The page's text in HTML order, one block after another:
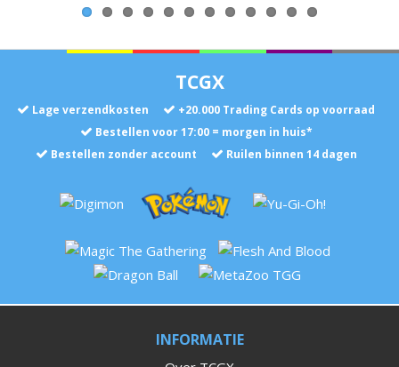
TCGX
Lage verzendkosten +20.000 Trading Cards op voorraad
Bestellen voor 17:00 = morgen in huis*
Bestellen zonder account
Ruilen binnen 14 dagen
INFORMATIE